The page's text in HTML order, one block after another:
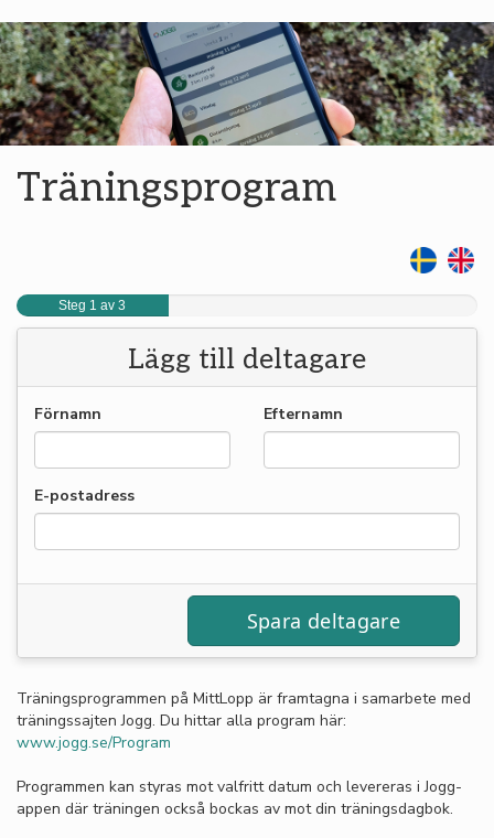
Träningsprogram
Steg 1 av 3
Lägg till deltagare
Förnamn Efternamn
E-postadress
Träningsprogrammen på MittLopp är framtagna i samarbete med
träningssajten Jogg. Du hittar alla program här:
www.jogg.se/Program
Programmen kan styras mot valfritt datum och levereras i Jogg-
appen där träningen också bockas av mot din träningsdagbok.